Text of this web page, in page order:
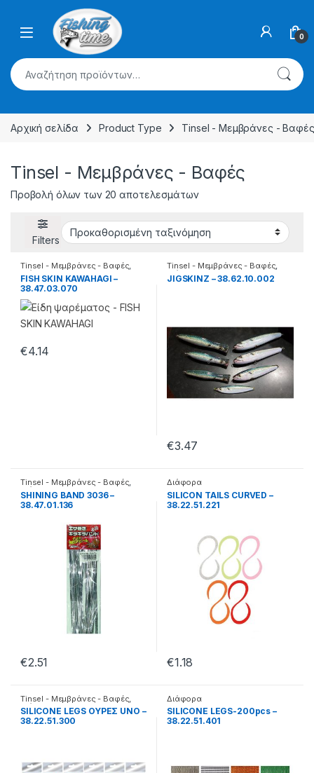
Skip to navigation
0
Αναζήτηση για:
Αρχική σελίδα Product Type Tinsel - Μεμβράνες - Βαφές
Tinsel - Μεμβράνες - Βαφές
Προβολή όλων των 20 αποτελεσμάτων
Filters
Tinsel - Μεμβράνες - Βαφές,
Διάφορα
FISH SKIN KAWAHAGI –
38.47.03.070
€4.14
Tinsel - Μεμβράνες - Βαφές,
Διάφορα
JIGSKINZ – 38.62.10.002
€3.47
Tinsel - Μεμβράνες - Βαφές,
Διάφορα
SHINING BAND 3036 –
38.47.01.136
€2.51
Διάφορα
SILICON TAILS CURVED –
38.22.51.221
€1.18
Tinsel - Μεμβράνες - Βαφές
Διάφορα
SILICONE LEGS ΟΥΡΕΣ UNO –
38.22.51.300
Διάφορα
SILICONE LEGS-200pcs –
38.22.51.401